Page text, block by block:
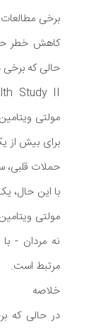
برخی
کاهش خطر
حالی که
برای بیش از
حملات قلبی،
با این حال،
نه مردان -
مرتبط است.
خلاصه
در حالی که